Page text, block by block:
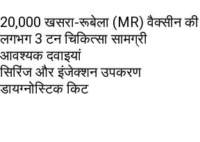
20,000 खसरा-रूबेला (MR) वैक्सीन
लगभग 3 टन चिकित्सा सामग्री
आवश्यक दवाइयां
सिरिंज और इंजेक्शन उपकरण
डायग्नोस्टिक किट